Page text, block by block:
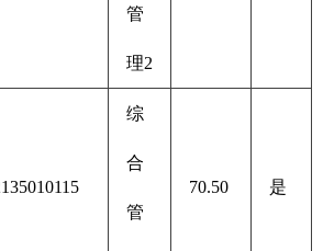
管
理2
综
合
管
70.50 是